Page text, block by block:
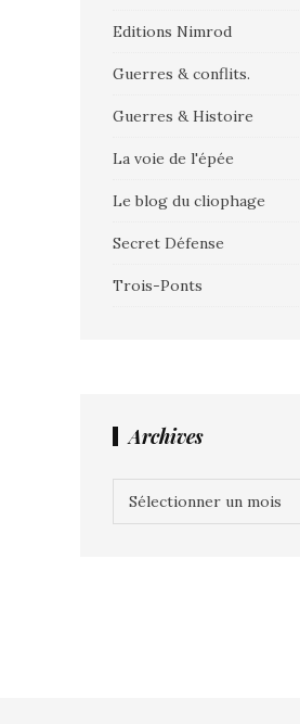
Editions Nimrod
Guerres & conflits.
Guerres & Histoire
La voie de l'épée
Le blog du cliophage
Secret Défense
Trois-Ponts
Archives